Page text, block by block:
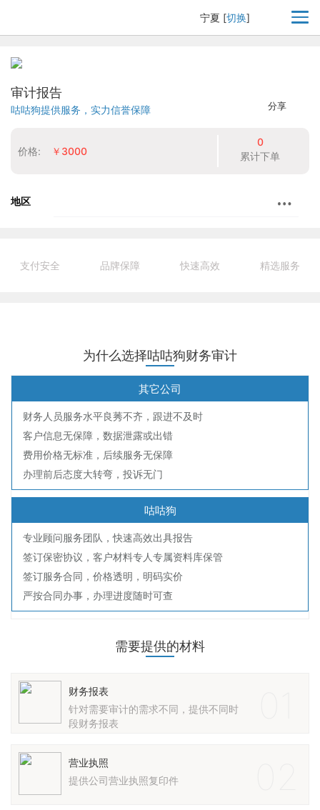
宁夏 [切换]
分享
审计报告
咕咕狗提供服务，实力信誉保障
价格: ￥3000
0
累计下单
地区
支付安全 品牌保障 快速高效 精选服务
为什么选择咕咕狗财务审计
其它公司
财务人员服务水平良莠不齐，跟进不及时
客户信息无保障，数据泄露或出错
费用价格无标准，后续服务无保障
办理前后态度大转弯，投诉无门
咕咕狗
专业顾问服务团队，快速高效出具报告
签订保密协议，客户材料专人专属资料库保管
签订服务合同，价格透明，明码实价
严按合同办事，办理进度随时可查
需要提供的材料
财务报表
针对需要审计的需求不同，提供不同时
段财务报表
营业执照
提供公司营业执照复印件